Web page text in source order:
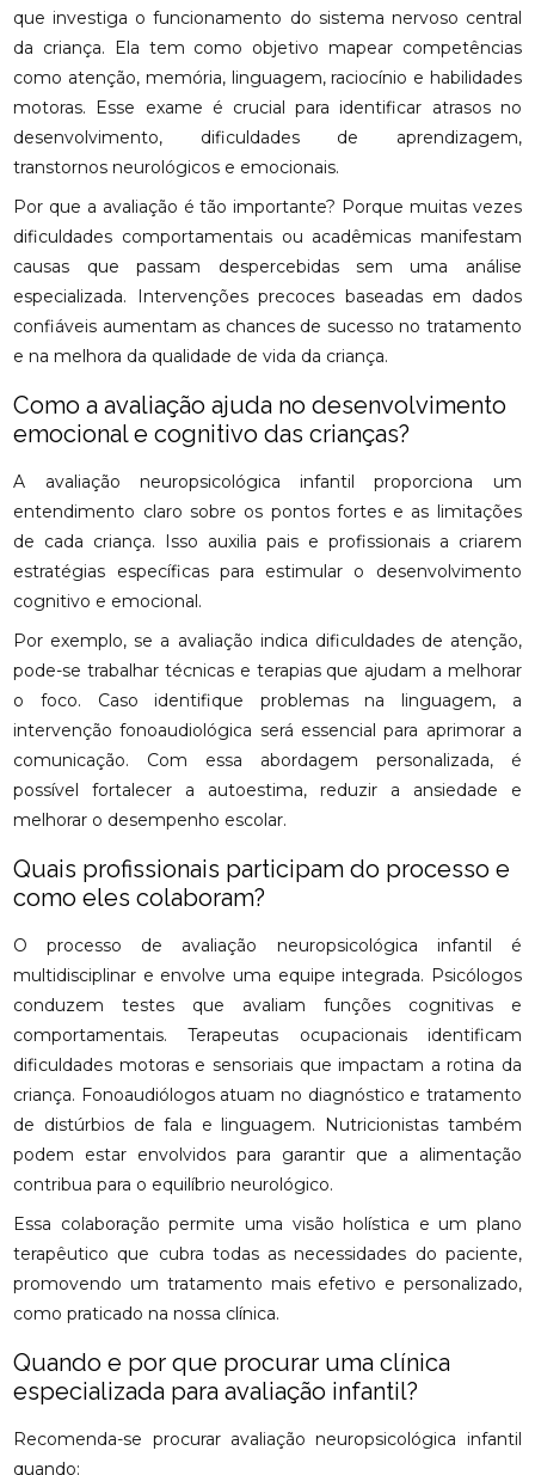
que investiga o funcionamento do sistema nervoso central
da criança. Ela tem como objetivo mapear competências
como atenção, memória, linguagem, raciocínio e habilidades
motoras. Esse exame é crucial para identificar atrasos no
desenvolvimento, dificuldades de aprendizagem,
transtornos neurológicos e emocionais.
Por que a avaliação é tão importante? Porque muitas vezes
dificuldades comportamentais ou acadêmicas manifestam
causas que passam despercebidas sem uma análise
especializada. Intervenções precoces baseadas em dados
confiáveis aumentam as chances de sucesso no tratamento
e na melhora da qualidade de vida da criança.
Como a avaliação ajuda no desenvolvimento
emocional e cognitivo das crianças?
A avaliação neuropsicológica infantil proporciona um
entendimento claro sobre os pontos fortes e as limitações
de cada criança. Isso auxilia pais e profissionais a criarem
estratégias específicas para estimular o desenvolvimento
cognitivo e emocional.
Por exemplo, se a avaliação indica dificuldades de atenção,
pode-se trabalhar técnicas e terapias que ajudam a melhorar
o foco. Caso identifique problemas na linguagem, a
intervenção fonoaudiológica será essencial para aprimorar a
comunicação. Com essa abordagem personalizada, é
possível fortalecer a autoestima, reduzir a ansiedade e
melhorar o desempenho escolar.
Quais profissionais participam do processo e
como eles colaboram?
O processo de avaliação neuropsicológica infantil é
multidisciplinar e envolve uma equipe integrada. Psicólogos
conduzem testes que avaliam funções cognitivas e
comportamentais. Terapeutas ocupacionais identificam
dificuldades motoras e sensoriais que impactam a rotina da
criança. Fonoaudiólogos atuam no diagnóstico e tratamento
de distúrbios de fala e linguagem. Nutricionistas também
podem estar envolvidos para garantir que a alimentação
contribua para o equilíbrio neurológico.
Essa colaboração permite uma visão holística e um plano
terapêutico que cubra todas as necessidades do paciente,
promovendo um tratamento mais efetivo e personalizado,
como praticado na nossa clínica.
Quando e por que procurar uma clínica
especializada para avaliação infantil?
Recomenda-se procurar avaliação neuropsicológica infantil
quando: